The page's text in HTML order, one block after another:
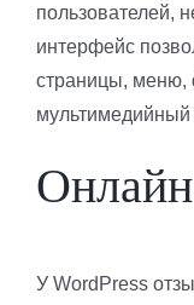
пользователей,
интерфейс
страницы, меню,
мультимедийный
У WordPress